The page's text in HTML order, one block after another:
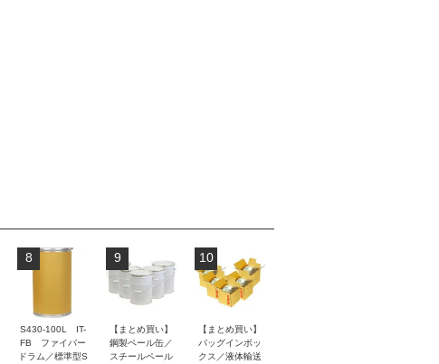
8
S430-100L IT-
FB ファイバー
ドラム／標準型S
9
【まとめ買い】
鋼製ペール缶／
スチールペール
10
【まとめ買い】
バッグインボッ
クス／液体輸送